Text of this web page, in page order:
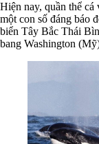
Hiện nay, quần thể cá
một con số đáng báo
biển Tây Bắc Thái
bang Washington